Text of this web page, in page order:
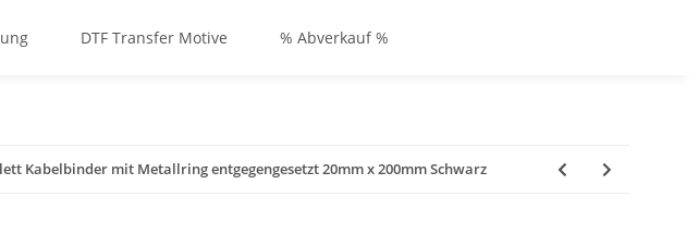
DTF Transfer Motive % Abverkauf %
Kabelbinder mit Metallring entgegengesetzt 20mm x 200mm Schwarz